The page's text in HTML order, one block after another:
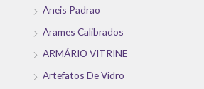
Aneis Padrao
Arames Calibrados
ARMÁRIO VITRINE
Artefatos De Vidro